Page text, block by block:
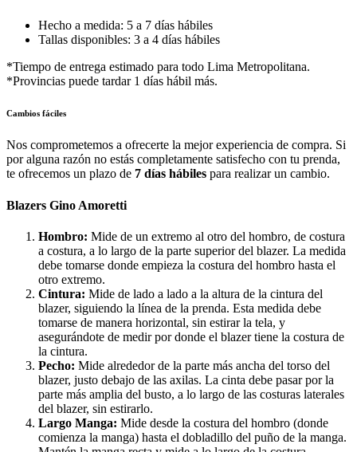
Hecho a medida: 5 a 7 días hábiles
Tallas disponibles: 3 a 4 días hábiles
*Tiempo de entrega estimado para todo Lima Metropolitana.
*Provincias puede tardar 1 días hábil más.
Cambios fáciles
Nos comprometemos a ofrecerte la mejor experiencia de compra. Si
por alguna razón no estás completamente satisfecho con tu prenda,
te ofrecemos un plazo de 7 días hábiles para realizar un cambio.
Blazers Gino Amoretti
Hombro: Mide de un extremo al otro del hombro, de costura
a costura, a lo largo de la parte superior del blazer. La medida
debe tomarse donde empieza la costura del hombro hasta el
otro extremo.
Cintura: Mide de lado a lado a la altura de la cintura del
blazer, siguiendo la línea de la prenda. Esta medida debe
tomarse de manera horizontal, sin estirar la tela, y
asegurándote de medir por donde el blazer tiene la costura de
la cintura.
Pecho: Mide alrededor de la parte más ancha del torso del
blazer, justo debajo de las axilas. La cinta debe pasar por la
parte más amplia del busto, a lo largo de las costuras laterales
del blazer, sin estirarlo.
Largo Manga: Mide desde la costura del hombro (donde
comienza la manga) hasta el dobladillo del puño de la manga.